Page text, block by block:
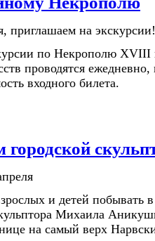
приглашаем на экскурсии!
по Некрополю XVIII
проводятся ежедневно,
входного билета.
и детей побывать
Михаила
на самый верх